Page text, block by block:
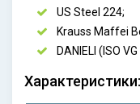
US Steel 224;
Krauss Maffei
DANIELI (ISO
Характеристики: